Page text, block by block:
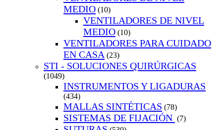
MEDIO (10)
VENTILADORES DE NIVEL
MEDIO (10)
VENTILADORES PARA CUIDADO
EN CASA (23)
STI - SOLUCIONES QUIRÚRGICAS
(1049)
INSTRUMENTOS Y LIGADURAS
(434)
MALLAS SINTÉTICAS (78)
SISTEMAS DE FIJACIÓN (7)